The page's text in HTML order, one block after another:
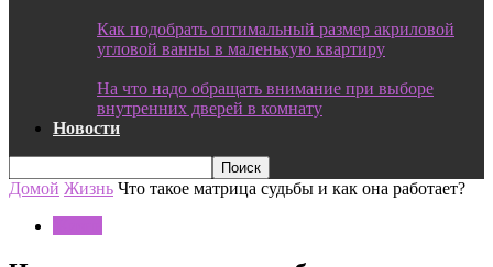
Как подобрать оптимальный размер акриловой
угловой ванны в маленькую квартиру
На что надо обращать внимание при выборе
внутренних дверей в комнату
Новости
Домой Жизнь Что такое матрица судьбы и как она работает?